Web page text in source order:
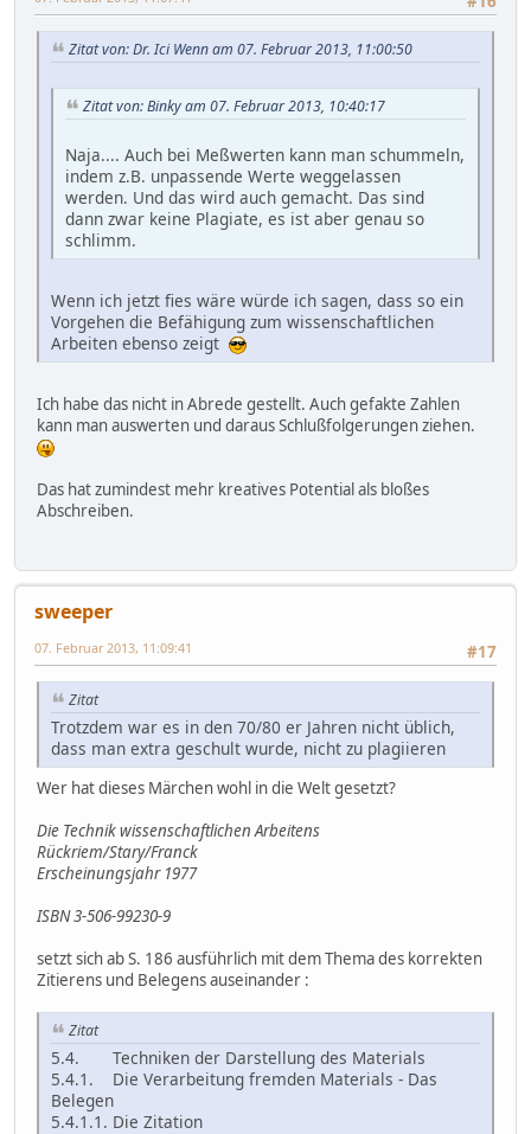
Zitat von: Dr. Ici Wenn am 07. Februar 2013, 11:00:50
Zitat von: Binky am 07. Februar 2013, 10:40:17
Naja.... Auch bei Meßwerten kann man schummeln,
indem z.B. unpassende Werte weggelassen
werden. Und das wird auch gemacht. Das sind
dann zwar keine Plagiate, es ist aber genau so
schlimm.
Wenn ich jetzt fies wäre würde ich sagen, dass so ein
Vorgehen die Befähigung zum wissenschaftlichen
Arbeiten ebenso zeigt
Ich habe das nicht in Abrede gestellt. Auch gefakte Zahlen
kann man auswerten und daraus Schlußfolgerungen ziehen.
Das hat zumindest mehr kreatives Potential als bloßes
Abschreiben.
sweeper
#17
07. Februar 2013, 11:09:41
Zitat
Trotzdem war es in den 70/80 er Jahren nicht üblich,
dass man extra geschult wurde, nicht zu plagiieren
Wer hat dieses Märchen wohl in die Welt gesetzt?
Die Technik wissenschaftlichen Arbeitens
Rückriem/Stary/Franck
Erscheinungsjahr 1977
ISBN 3-506-99230-9
setzt sich ab S. 186 ausführlich mit dem Thema des korrekten
Zitierens und Belegens auseinander :
Zitat
5.4. Techniken der Darstellung des Materials
5.4.1. Die Verarbeitung fremden Materials - Das
Belegen
5.4.1.1. Die Zitation